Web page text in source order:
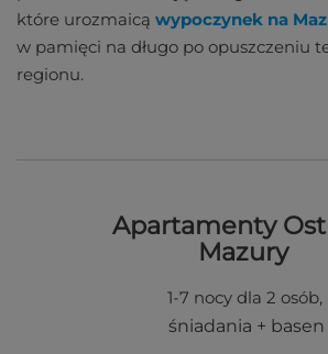
które urozmaicą wypoczynek na
w pamięci na długo po opuszczeniu
regionu.
Apartamenty
Mazury
1-7 nocy dla 2 osób,
śniadania + basen